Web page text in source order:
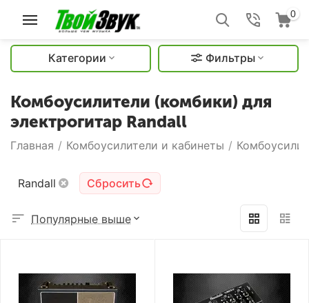
0
Категории Фильтры
Комбоусилители (комбики) для
электрогитар Randall
Главная / Комбоусилители и кабинеты /
Randall Сбросить
Популярные выше